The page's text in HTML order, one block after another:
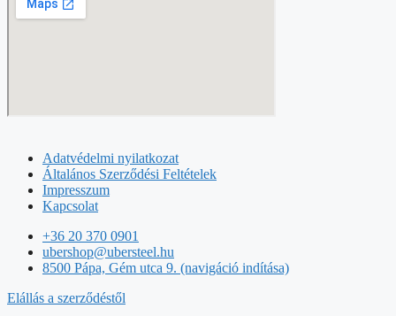
Adatvédelmi nyilatkozat
Általános Szerződési Feltételek
Impresszum
Kapcsolat
+36 20 370 0901
ubershop@ubersteel.hu
8500 Pápa, Gém utca 9. (navigáció indítása)
Elállás a szerződéstől